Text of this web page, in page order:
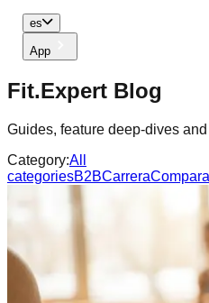
es
App
Fit.Expert Blog
Guides, feature deep-dives
Category:All
categoriesB2BCarrera